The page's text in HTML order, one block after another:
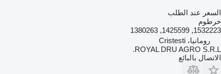
السعر عند الطلب
خرطوم
1532223, 1425599, 1380263
رومانيا، Cristesti
ROYAL DRU AGRO S.R.L.
الاتصال بالبائع